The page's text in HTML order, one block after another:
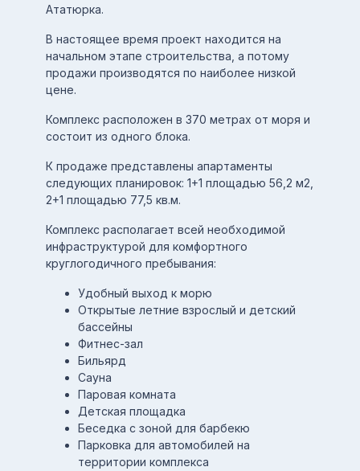
Ататюрка.
В настоящее время проект находится на
начальном этапе строительства, а потому
продажи производятся по наиболее низкой
цене.
Комплекс расположен в 370 метрах от моря и
состоит из одного блока.
К продаже представлены апартаменты
следующих планировок: 1+1 площадью 56,2 м2,
2+1 площадью 77,5 кв.м.
Комплекс располагает всей необходимой
инфраструктурой для комфортного
круглогодичного пребывания:
Удобный выход к морю
Открытые летние взрослый и детский
бассейны
Фитнес-зал
Бильярд
Сауна
Паровая комната
Детская площадка
Беседка с зоной для барбекю
Парковка для автомобилей на
территории комплекса